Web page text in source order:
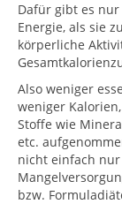
Dafür gibt es
Energie, als sie
körperliche
Also weniger
weniger
Stoffe wie
etc.
nicht einfach
bzw.